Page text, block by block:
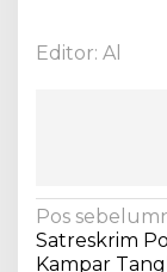
Editor: Al
N
a
Pos
Satreskrim
Kampar